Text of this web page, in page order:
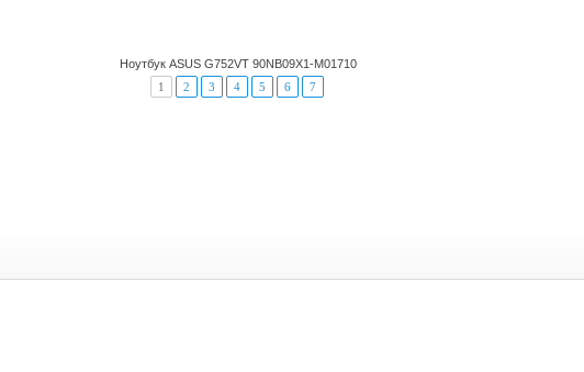
Ноутбук ASUS G752VT 90NB09X1-M01710
1
2 3 4 5 6 7